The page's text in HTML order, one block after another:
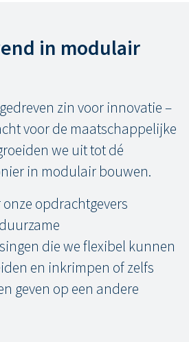
in modulair
zin voor innovatie –
voor de maatschappelijke
we uit tot dé
in modulair bouwen.
opdrachtgevers
die we flexibel kunnen
en inkrimpen of zelfs
geven op een andere